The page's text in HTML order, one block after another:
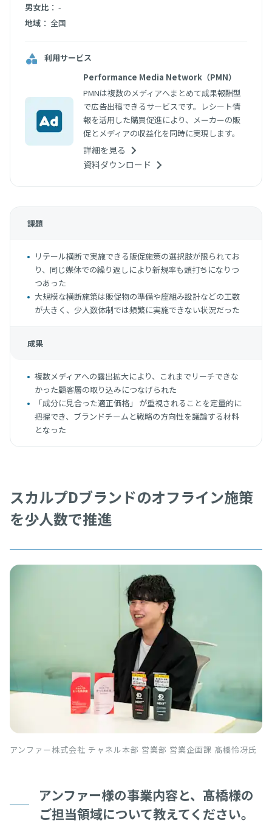
男女比 ： -
地域 ： 全国
利用サービス
Performance Media Network（PMN）
PMNは複数のメディアへまとめて成果報酬型
で広告出稿できるサービスです。レシート情
報を活用した購買促進により、メーカーの販
促とメディアの収益化を同時に実現します。
詳細を見る
資料ダウンロード
課題
リテール横断で実施できる販促施策の選択肢が限られてお
り、同じ媒体での繰り返しにより新規率も頭打ちになりつ
つあった
大規模な横断施策は販促物の準備や座組み設計などの工数
が大きく、少人数体制では頻繁に実施できない状況だった
成果
複数メディアへの露出拡大により、これまでリーチできな
かった顧客層の取り込みにつなげられた
「成分に見合った適正価格」 が重視されることを定量的に
把握でき、ブランドチームと戦略の方向性を議論する材料
となった
スカルプDブランドのオフライン施策
を少人数で推進
アンファー株式会社 チャネル本部 営業部 営業企画課 髙橋怜冴氏
アンファー様の事業内容と、髙橋様の
ご担当領域について教えてください。